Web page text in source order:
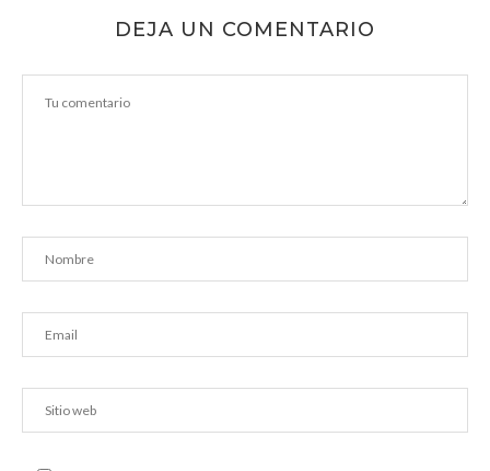
DEJA UN COMENTARIO